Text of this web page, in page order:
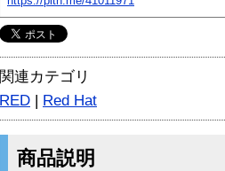
関連カテゴリ
RED | Red Hat
商品説明